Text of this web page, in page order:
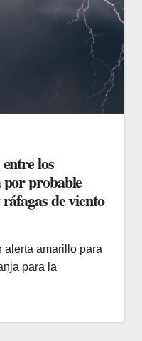
los
por probable
de viento
alerta amarillo para
para la